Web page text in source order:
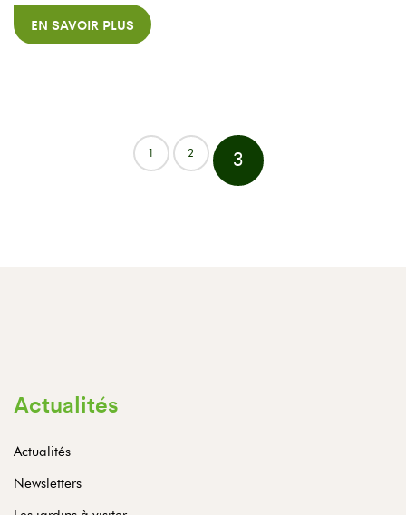
EN SAVOIR PLUS
1 2 3
Actualités
Actualités
Newsletters